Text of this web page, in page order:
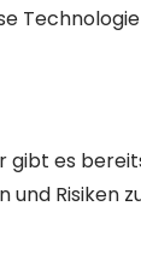
Technologie
gibt es
Risiken